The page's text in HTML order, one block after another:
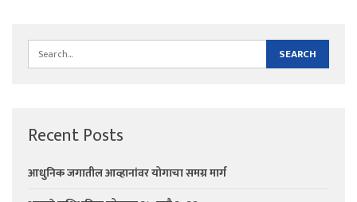
Recent Posts
आधुनिक जगातील आव्हानांवर योगाचा समग्र मार्ग